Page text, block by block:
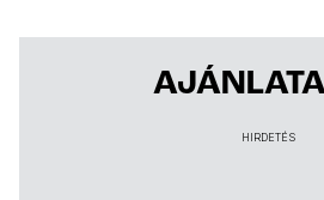
HIRDETÉS